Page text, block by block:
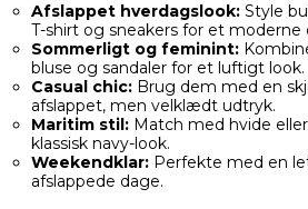
Afslappet hverdagslook:Style
T-shirt og sneakers for et
Sommerligt og feminint:
bluse og sandaler for et luftigt look.
Casual chic:Brug dem med en
afslappet, men velklædt udtryk.
Maritim stil:Match med hvide
klassisk navy-look.
Weekendklar:Perfekte med en
afslappede dage.